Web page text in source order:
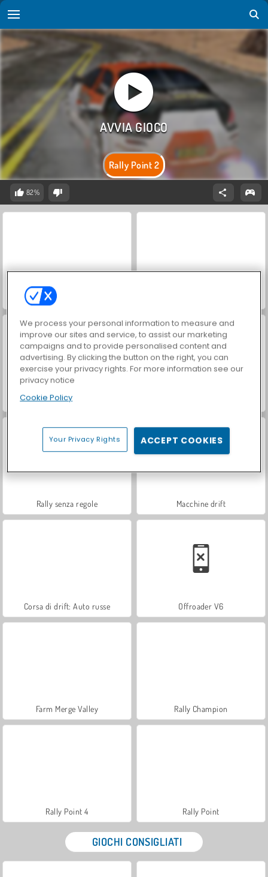
Rally Point 2
82%
VegaMix Da Vinci Puzzles
Hidden Object: Street of Secrets
Rally senza regole Macchine drift
Corsa di drift: Auto russe Offroader V6
Farm Merge Valley Rally Champion
Rally Point 4 Rally Point
GIOCHI CONSIGLIATI
We process your personal information to measure and
improve our sites and service, to assist our marketing
campaigns and to provide personalised content and
advertising. By clicking the button on the right, you can
exercise your privacy rights. For more information see our
privacy notice
Cookie Policy
Your Privacy Rights ACCEPT COOKIES